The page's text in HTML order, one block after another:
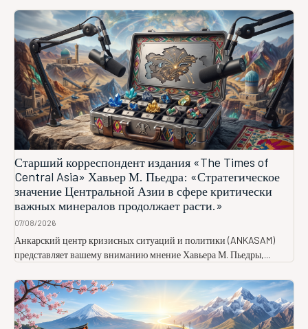
Старший корреспондент издания «The Times of
Central Asia» Хавьер М. Пьедра: «Стратегическое
значение Центральной Азии в сфере критически
важных минералов продолжает расти.»
07/08/2026
Анкарский центр кризисных ситуаций и политики (ANKASAM)
представляет вашему вниманию мнение Хавьера М. Пьедры,...